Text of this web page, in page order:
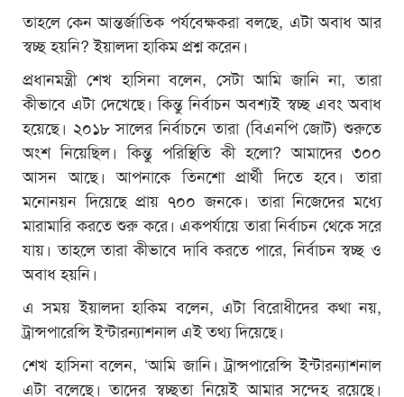
তাহলে কেন আন্তর্জাতিক পর্যবেক্ষকরা বলছে, এটা অবাধ আর
স্বচ্ছ হয়নি? ইয়ালদা হাকিম প্রশ্ন করেন।
প্রধানমন্ত্রী শেখ হাসিনা বলেন, সেটা আমি জানি না, তারা
কীভাবে এটা দেখেছে। কিন্তু নির্বাচন অবশ্যই স্বচ্ছ এবং অবাধ
হয়েছে। ২০১৮ সালের নির্বাচনে তারা (বিএনপি জোট) শুরুতে
অংশ নিয়েছিল। কিন্তু পরিস্থিতি কী হলো? আমাদের ৩০০
আসন আছে। আপনাকে তিনশো প্রার্থী দিতে হবে। তারা
মনোনয়ন দিয়েছে প্রায় ৭০০ জনকে। তারা নিজেদের মধ্যে
মারামারি করতে শুরু করে। একপর্যায়ে তারা নির্বাচন থেকে সরে
যায়। তাহলে তারা কীভাবে দাবি করতে পারে, নির্বাচন স্বচ্ছ ও
অবাধ হয়নি।
এ সময় ইয়ালদা হাকিম বলেন, এটা বিরোধীদের কথা নয়,
ট্রান্সপারেন্সি ইন্টারন্যাশনাল এই তথ্য দিয়েছে।
শেখ হাসিনা বলেন, ‘আমি জানি। ট্রান্সপারেন্সি ইন্টারন্যাশনাল
এটা বলেছে। তাদের স্বচ্ছতা নিয়েই আমার সন্দেহ রয়েছে।